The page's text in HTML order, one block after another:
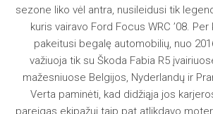
sezone liko vėl antra, nusileidusi tik
kuris vairavo Ford Focus WRC ’08.
pakeitusi begalę automobilių, nuo
važiuoja tik su Škoda Fabia R5
mažesniuose Belgijos, Nyderlandų ir
Verta paminėti, kad didžiąja jos
pareigas ekipažui taip pat atlikdavo